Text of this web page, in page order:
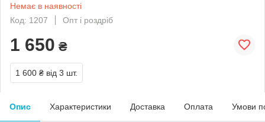
Немає в наявності
Код: 1207
Опт і роздріб
1 650 ₴
1 600 ₴ від 3 шт.
Опис Характеристики Доставка Оплата Умови